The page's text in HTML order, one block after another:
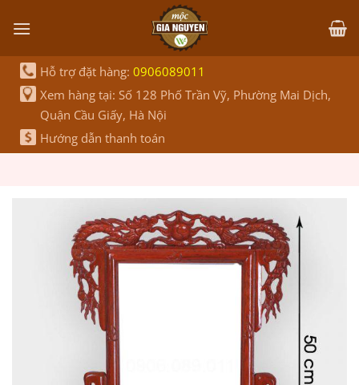
qua
dung
Hỗ trợ đặt hàng: 0906089011
Xem hàng tại: Số 128 Phố Trần Vỹ, Phường Mai Dịch,
Quận Cầu Giấy, Hà Nội
Hướng dẫn thanh toán